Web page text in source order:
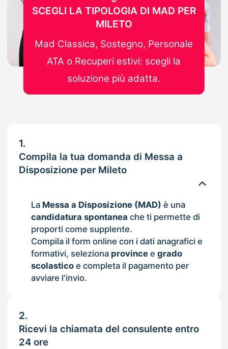
1.
Compila la tua domanda di Messa a
Disposizione per Mileto
La Messa a Disposizione (MAD) è una
candidatura spontanea che ti permette di
proporti come supplente.
Compila il form online con i dati anagrafici e
formativi, seleziona provincee grado
scolasticoe completa il pagamento per
avviare l'invio.
2.
Ricevi la chiamata del consulente entro
24 ore
SCEGLI LA TIPOLOGIA DI MAD PER
MILETO
Mad Classica, Sostegno, Personale
ATA o Recuperi estivi: scegli la
soluzione più adatta.